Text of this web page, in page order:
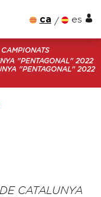
ca es
CAMPIONATS
"PENTAGONAL" 2022
"PENTAGONAL" 2022
CATALUNYA